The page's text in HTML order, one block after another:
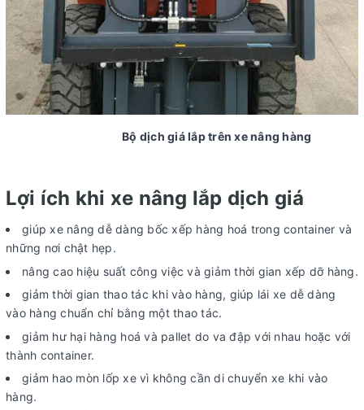
Bộ dịch giá lắp trên xe nâng hàng
Lợi ích khi xe nâng lắp dịch giá
giúp xe nâng dễ dàng bốc xếp hàng hoá trong container và
những nơi chật hẹp.
nâng cao hiệu suất công việc và giảm thời gian xếp dỡ hàng.
giảm thời gian thao tác khi vào hàng, giúp lái xe dễ dàng
vào hàng chuẩn chỉ bằng một thao tác.
giảm hư hại hàng hoá và pallet do va đập với nhau hoặc với
thành container.
giảm hao mòn lốp xe vì không cần di chuyển xe khi vào
hàng.